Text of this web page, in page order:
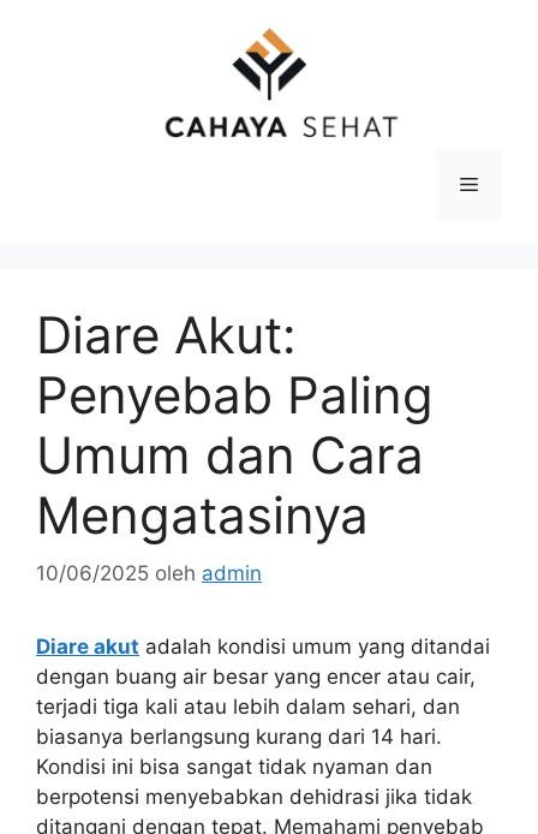
Menu
Diare Akut:
Penyebab Paling
Umum dan Cara
Mengatasinya
10/06/2025 oleh admin
Diare akut adalah kondisi umum yang ditandai
dengan buang air besar yang encer atau cair,
terjadi tiga kali atau lebih dalam sehari, dan
biasanya berlangsung kurang dari 14 hari.
Kondisi ini bisa sangat tidak nyaman dan
berpotensi menyebabkan dehidrasi jika tidak
ditangani dengan tepat. Memahami penyebab